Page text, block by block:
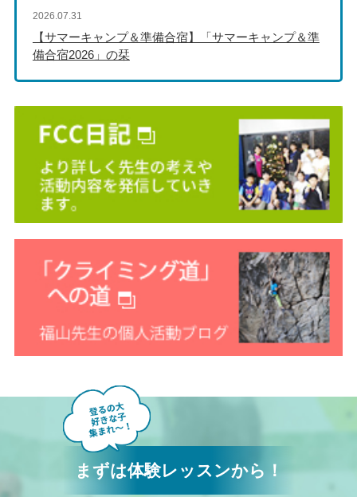
【サマーキャンプ＆準備合宿】「サマーキャンプ＆準
備合宿2026」の栞
2026.07.31
まずは体験レッスンから！